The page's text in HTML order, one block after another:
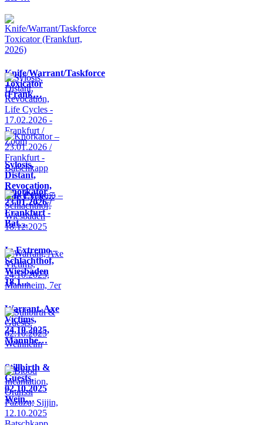
Knife/Warrant/Taskforce
Toxicator
(Frank…
Sylosis,
Distant,
Revocation,
Life Cycle…
Knorkator –
23.01.2026 /
Frankfurt -
Bat…
In Extremo –
Schlachthof,
Wiesbaden
18.1…
Warrant, Axe
Victims,
24.10.2025,
Mannhe…
Stillbirth &
Guests,
02.10.2025
Wein…